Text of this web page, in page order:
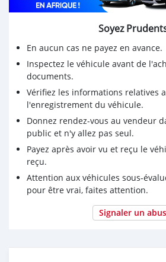
Soyez
En aucun cas ne payez en avance.
Inspectez le véhicule avant de
documents.
Vérifiez les informations relatives
l'enregistrement du véhicule.
Donnez rendez-vous au vendeur
public et n'y allez pas seul.
Payez après avoir vu et reçu le
reçu.
Attention aux véhicules sous-
pour être vrai, faites attention.
Signaler un abus